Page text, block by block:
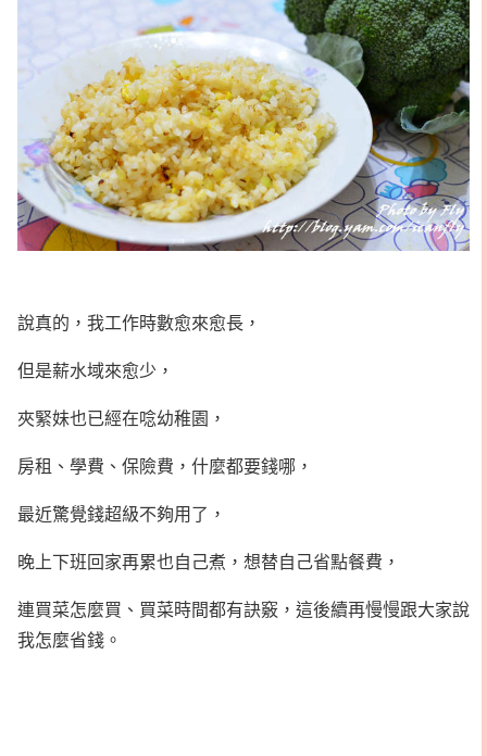
說真的，我工作時數愈來愈長，
但是薪水域來愈少，
夾緊妹也已經在唸幼稚園，
房租、學費、保險費，什麼都要錢哪，
最近驚覺錢超級不夠用了，
晚上下班回家再累也自己煮，想替自己省點餐費，
連買菜怎麼買、買菜時間都有訣竅，這後續再慢慢跟大家說
我怎麼省錢。